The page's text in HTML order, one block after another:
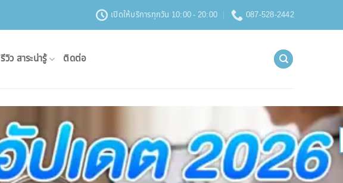
เปิดให้บริการทุกวัน 10:00 - 20:00 087-528-2442
รีวิว สาระน่ารู้ ติดต่อ